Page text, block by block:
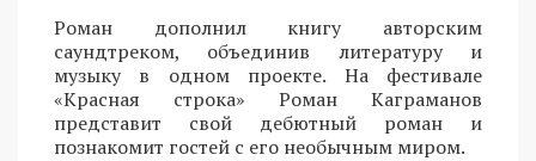
Роман дополнил книгу авторским
саундтреком, объединив литературу и
музыку в одном проекте. На фестивале
«Красная строка» Роман Каграманов
представит свой дебютный роман и
познакомит гостей с его необычным миром.